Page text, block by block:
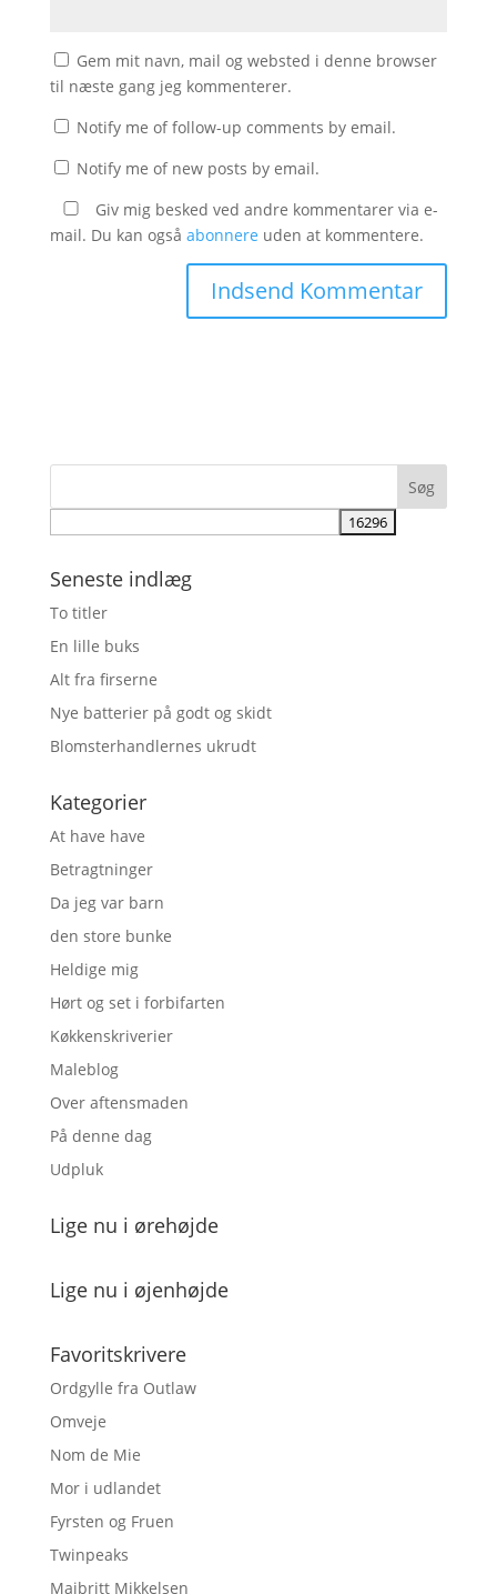
Gem mit navn, mail og websted i denne browser
til næste gang jeg kommenterer.
Notify me of follow-up comments by email.
Notify me of new posts by email.
Giv mig besked ved andre kommentarer via e-
mail. Du kan også abonnere uden at kommentere.
Seneste indlæg
To titler
En lille buks
Alt fra firserne
Nye batterier på godt og skidt
Blomsterhandlernes ukrudt
Kategorier
At have have
Betragtninger
Da jeg var barn
den store bunke
Heldige mig
Hørt og set i forbifarten
Køkkenskriverier
Maleblog
Over aftensmaden
På denne dag
Udpluk
Lige nu i ørehøjde
Lige nu i øjenhøjde
Favoritskrivere
Ordgylle fra Outlaw
Omveje
Nom de Mie
Mor i udlandet
Fyrsten og Fruen
Twinpeaks
Majbritt Mikkelsen